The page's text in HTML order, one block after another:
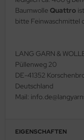
Baumwolle Quattro
bitte Feinwaschmittel
LANG GARN &
Püllenweg 20
DE-41352
Deutschland
Mail:
EIGENSCHAFTEN